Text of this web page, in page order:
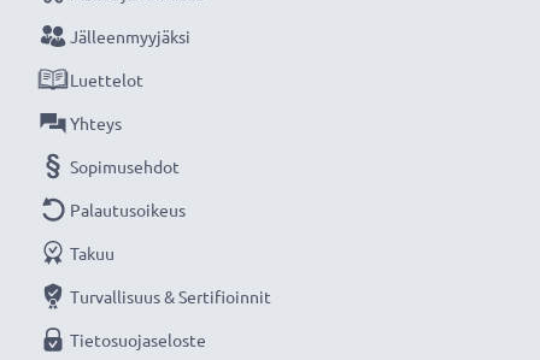
Jälleenmyyjäksi
Luettelot
Yhteys
Sopimusehdot
Palautusoikeus
Takuu
Turvallisuus & Sertifioinnit
Tietosuojaseloste